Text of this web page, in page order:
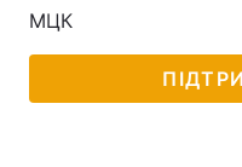
Головна
МЦК